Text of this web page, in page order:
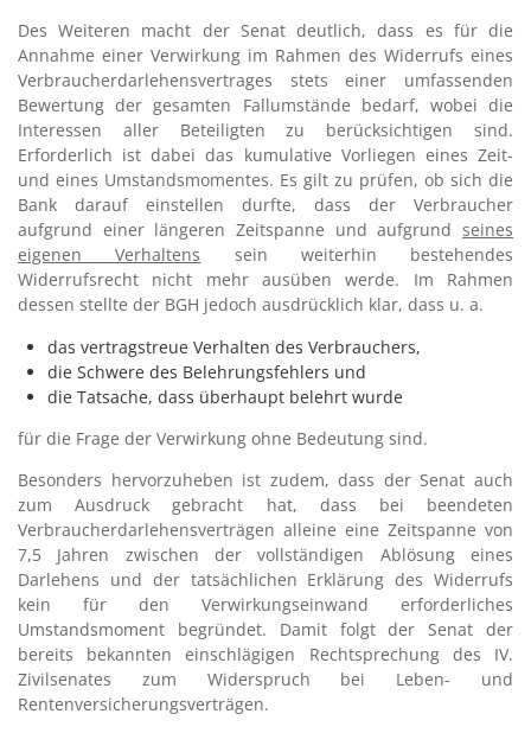
Des Weiteren macht der Senat deutlich, dass es für die
Annahme einer Verwirkung im Rahmen des Widerrufs eines
Verbraucherdarlehensvertrages stets einer umfassenden
Bewertung der gesamten Fallumstände bedarf, wobei die
Interessen aller Beteiligten zu berücksichtigen sind.
Erforderlich ist dabei das kumulative Vorliegen eines Zeit-
und eines Umstandsmomentes. Es gilt zu prüfen, ob sich die
Bank darauf einstellen durfte, dass der Verbraucher
aufgrund einer längeren Zeitspanne und aufgrund seines
eigenen Verhaltens sein weiterhin bestehendes
Widerrufsrecht nicht mehr ausüben werde. Im Rahmen
dessen stellte der BGH jedoch ausdrücklich klar, dass u. a.
das vertragstreue Verhalten des Verbrauchers,
die Schwere des Belehrungsfehlers und
die Tatsache, dass überhaupt belehrt wurde
für die Frage der Verwirkung ohne Bedeutung sind.
Besonders hervorzuheben ist zudem, dass der Senat auch
zum Ausdruck gebracht hat, dass bei beendeten
Verbraucherdarlehensverträgen alleine eine Zeitspanne von
7,5 Jahren zwischen der vollständigen Ablösung eines
Darlehens und der tatsächlichen Erklärung des Widerrufs
kein für den Verwirkungseinwand erforderliches
Umstandsmoment begründet. Damit folgt der Senat der
bereits bekannten einschlägigen Rechtsprechung des IV.
Zivilsenates zum Widerspruch bei Leben- und
Rentenversicherungsverträgen.